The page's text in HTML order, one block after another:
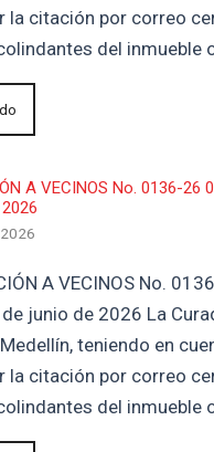
la citación por correo
del inmueble
A VECINOS No. 0136-26
A VECINOS No.
junio de 2026 La
teniendo en
la citación por correo
del inmueble